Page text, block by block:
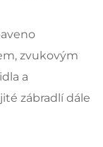
zvukovým
a
zábradlí dále